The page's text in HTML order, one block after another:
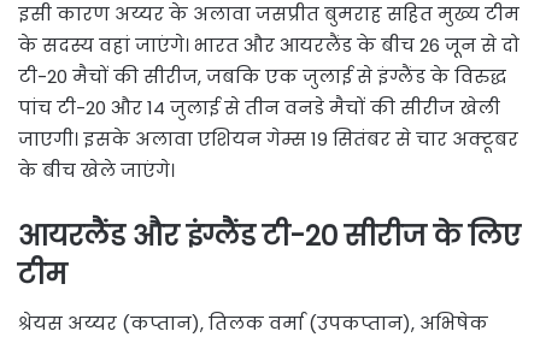
इसी कारण अय्यर के अलावा जसप्रीत बुमराह सहित मुख्य टीम
के सदस्य वहां जाएंगे। भारत और आयरलैंड के बीच 26 जून से दो
टी-20 मैचों की सीरीज, जबकि एक जुलाई से इंग्लैंड के विरुद्ध
पांच टी-20 और 14 जुलाई से तीन वनडे मैचों की सीरीज खेली
जाएगी। इसके अलावा एशियन गेम्स 19 सितंबर से चार अक्टूबर
के बीच खेले जाएंगे।
आयरलैंड और इंग्लैंड टी-20 सीरीज के लिए
टीम
श्रेयस अय्यर (कप्तान), तिलक वर्मा (उपकप्तान), अभिषेक